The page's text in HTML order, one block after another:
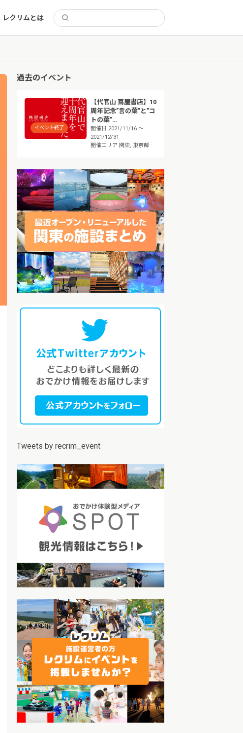
レクリムとは
過去のイベント
イベント終了
【代官山 蔦屋書店】10
周年記念”言の葉”と”コ
トの葉”…
開催日 2021/11/16 ～
2021/12/31
開催エリア 関東, 東京都
Tweets by recrim_event